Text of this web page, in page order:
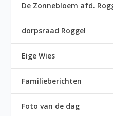
De Zonnebloem afd.
dorpsraad Roggel
Eige Wies
Familieberichten
Foto van de dag